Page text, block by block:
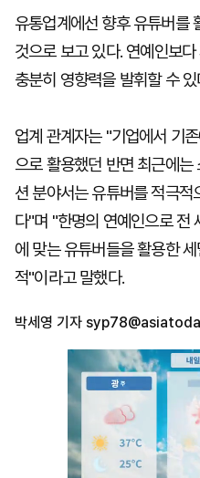
유통업계에선 향후 유튜버를
것으로 보고 있다. 연예인보
충분히 영향력을 발휘할 수
업계 관계자는 "기업에서 기
으로 활용했던 반면 최근에
션 분야서는 유튜버를 적극
다"며 "한명의 연예인으로 전
에 맞는 유튜버들을 활용한
적"이라고 말했다.
박세영 기자